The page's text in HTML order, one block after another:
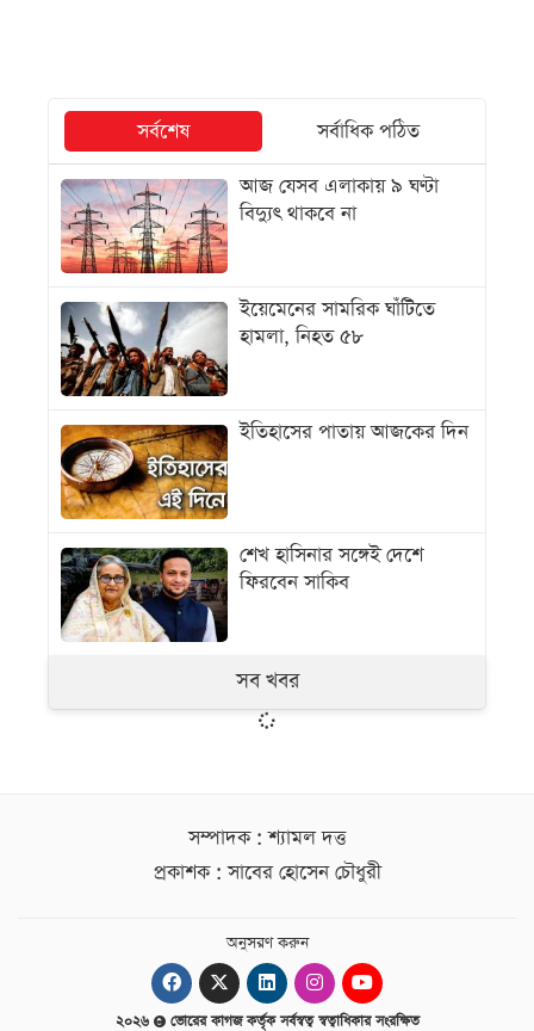
সর্বশেষ
সর্বাধিক পঠিত
আজ যেসব এলাকায় ৯ ঘণ্টা
বিদ্যুৎ থাকবে না
ইয়েমেনের সামরিক ঘাঁটিতে
হামলা, নিহত ৫৮
ইতিহাসের পাতায় আজকের দিন
শেখ হাসিনার সঙ্গেই দেশে
ফিরবেন সাকিব
সব খবর
সম্পাদক : শ্যামল দত্ত
প্রকাশক : সাবের হোসেন চৌধুরী
অনুসরণ করুন
২০২৬ ভোরের কাগজ কর্তৃক সর্বস্বত্ব স্বত্বাধিকার সংরক্ষিত